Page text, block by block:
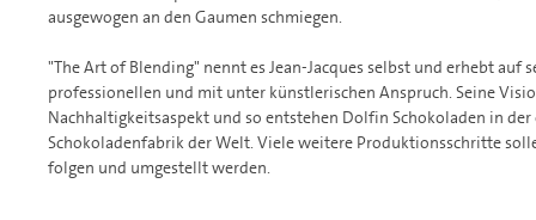
ausgewogen an den Gaumen schmiegen.
"The Art of Blending" nennt es Jean-Jacques selbst und erhebt auf
professionellen und mit unter künstlerischen Anspruch. Seine
Nachhaltigkeitsaspekt und so entstehen Dolfin Schokoladen in der
Schokoladenfabrik der Welt. Viele weitere Produktionsschritte
folgen und umgestellt werden.